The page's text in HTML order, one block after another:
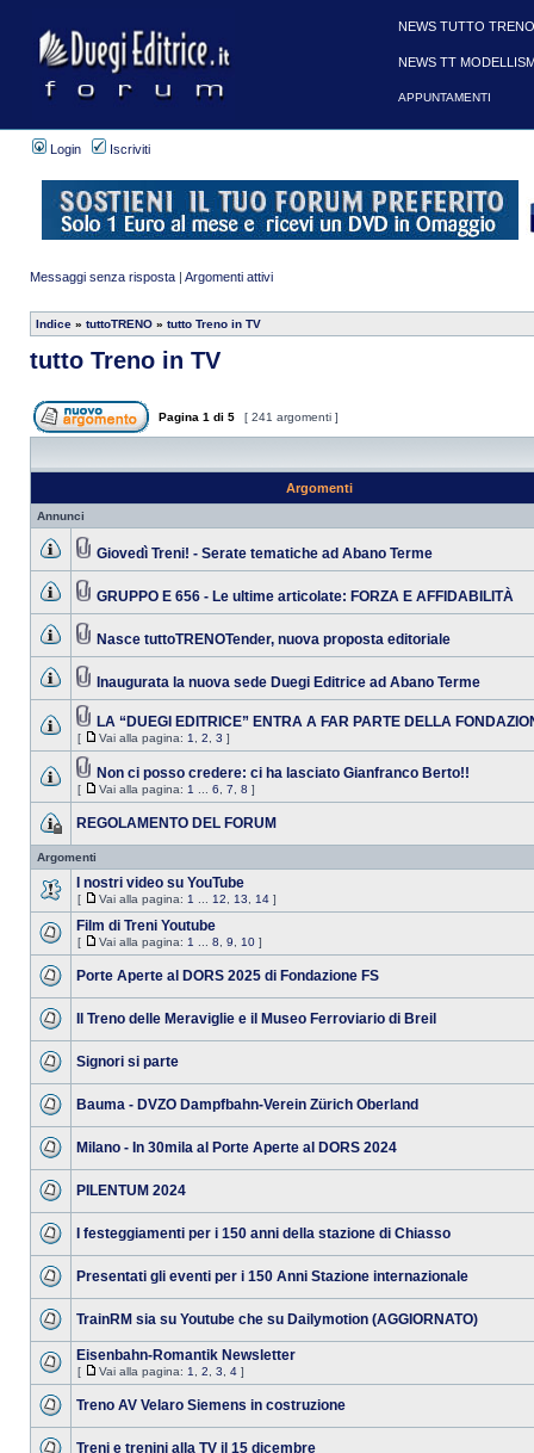
Login Iscriviti
Messaggi senza risposta | Argomenti attivi
Indice » tuttoTRENO » tutto Treno in TV
tutto Treno in TV
Pagina 1 di 5 [ 241 argomenti ]
Argomenti
Annunci
Giovedì Treni! - Serate tematiche ad Abano Terme
GRUPPO E 656 - Le ultime articolate: FORZA E AFFIDABILITÀ
Nasce tuttoTRENOTender, nuova proposta editoriale
Inaugurata la nuova sede Duegi Editrice ad Abano Terme
LA “DUEGI EDITRICE” ENTRA A FAR PARTE DELLA
[ Vai alla pagina: 1 2 3 ]
Non ci posso credere: ci ha lasciato Gianfranco Berto!!
[ Vai alla pagina: 1 6 7 8 ]
REGOLAMENTO DEL FORUM
Argomenti
I nostri video su YouTube
[ Vai alla pagina: 1 12 13 14 ]
Film di Treni Youtube
[ Vai alla pagina: 1 8 9 10 ]
Porte Aperte al DORS 2025 di Fondazione FS
Il Treno delle Meraviglie e il Museo Ferroviario di Breil
Signori si parte
Bauma - DVZO Dampfbahn-Verein Zürich Oberland
Milano - In 30mila al Porte Aperte al DORS 2024
PILENTUM 2024
I festeggiamenti per i 150 anni della stazione di Chiasso
Presentati gli eventi per i 150 Anni Stazione internazionale
TrainRM sia su Youtube che su Dailymotion (AGGIORNATO)
Eisenbahn-Romantik Newsletter
[ Vai alla pagina: 1 2 3 4 ]
Treno AV Velaro Siemens in costruzione
Treni e trenini alla TV il 15 dicembre
NEWS TUTTO
NEWS TT
APPUNTAMENTI